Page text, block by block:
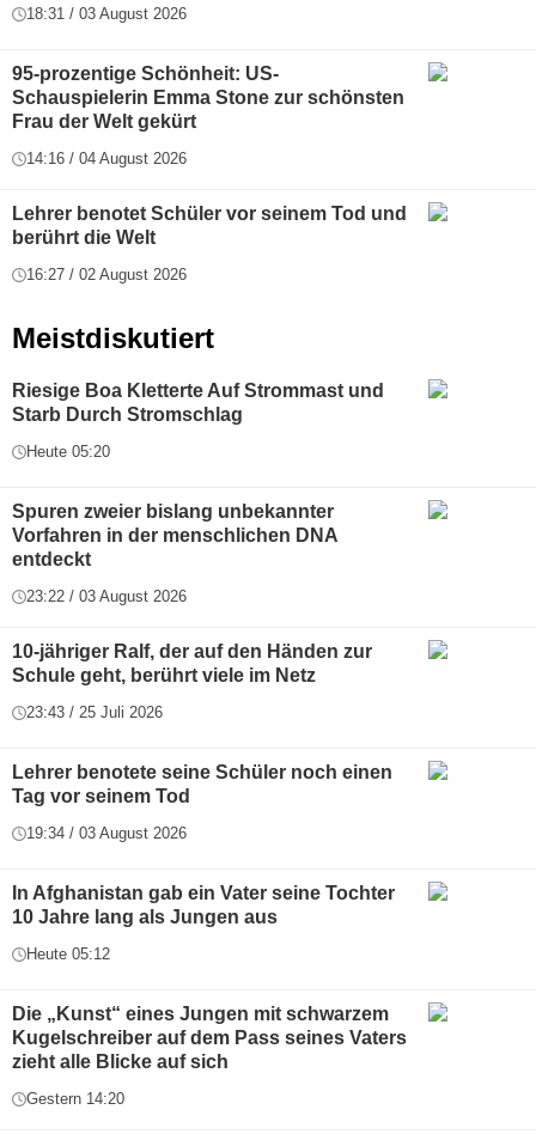
18:31 / 03 August 2026
95-prozentige Schönheit: US-
Schauspielerin Emma Stone zur schönsten
Frau der Welt gekürt
14:16 / 04 August 2026
Lehrer benotet Schüler vor seinem Tod und
berührt die Welt
16:27 / 02 August 2026
Meistdiskutiert
Riesige Boa Kletterte Auf Strommast und
Starb Durch Stromschlag
Heute 05:20
Spuren zweier bislang unbekannter
Vorfahren in der menschlichen DNA
entdeckt
23:22 / 03 August 2026
10-jähriger Ralf, der auf den Händen zur
Schule geht, berührt viele im Netz
23:43 / 25 Juli 2026
Lehrer benotete seine Schüler noch einen
Tag vor seinem Tod
19:34 / 03 August 2026
In Afghanistan gab ein Vater seine Tochter
10 Jahre lang als Jungen aus
Heute 05:12
Die „Kunst“ eines Jungen mit schwarzem
Kugelschreiber auf dem Pass seines Vaters
zieht alle Blicke auf sich
Gestern 14:20